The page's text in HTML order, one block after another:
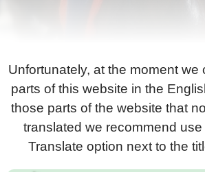
Unfortunately, at the moment we
parts of this website in the
those parts of the website that
translated we recommend
Translate option next to the